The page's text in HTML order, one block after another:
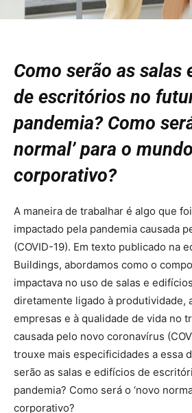
Como serão as salas
de escritórios no
pandemia? Como
normal’ para o mundo
corporativo?
A maneira de trabalhar é algo que
impactado pela pandemia causada
(COVID-19). Em texto publicado na
Buildings, abordamos como o
impactava no uso de salas e
diretamente ligado à produtividade,
empresas e à qualidade de vida no
causada pelo novo coronavírus
trouxe mais especificidades a essa
serão as salas e edifícios de
pandemia? Como será o ‘novo
corporativo?